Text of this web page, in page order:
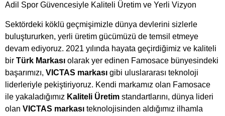
Adil Spor Güvencesiyle Kaliteli Üretim ve Yerli Vizyon
Sektördeki köklü geçmişimizle dünya devlerini sizlerle
buluştururken, yerli üretim gücümüzü de temsil etmeye
devam ediyoruz. 2021 yılında hayata geçirdiğimiz ve kaliteli
bir Türk Markası olarak yer edinen Famosace bünyesindeki
başarımızı, VICTAS markası gibi uluslararası teknoloji
liderleriyle pekiştiriyoruz. Kendi markamız olan Famosace
ile yakaladığımız Kaliteli Üretim standartlarını, dünya lideri
olan VICTAS markası teknolojisinden aldığımız ilhamla